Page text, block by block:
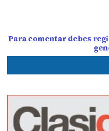
Para comentar debes